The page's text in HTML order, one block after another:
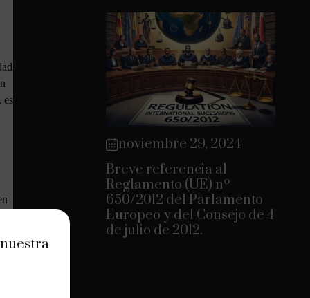
es
noviembre 29, 2024
Breve referencia al
Reglamento (UE) nº
650/2012 del Parlamento
Europeo y del Consejo de 4
de julio de 2012.